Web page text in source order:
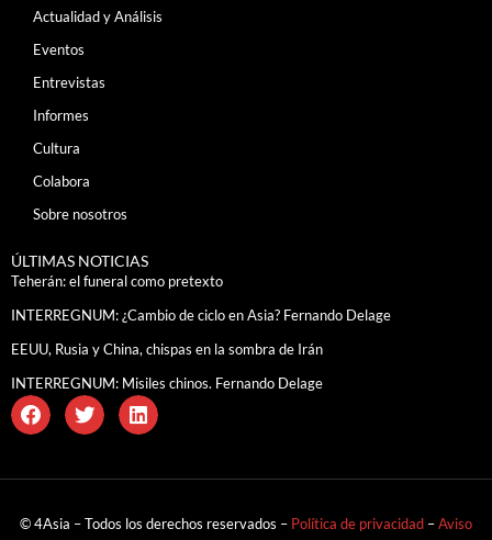
Actualidad y Análisis
Eventos
Entrevistas
Informes
Cultura
Colabora
Sobre nosotros
ÚLTIMAS NOTICIAS
Teherán: el funeral como pretexto
INTERREGNUM: ¿Cambio de ciclo en Asia? Fernando Delage
EEUU, Rusia y China, chispas en la sombra de Irán
INTERREGNUM: Misiles chinos. Fernando Delage
© 4Asia – Todos los derechos reservados – Política de privacidad –Aviso